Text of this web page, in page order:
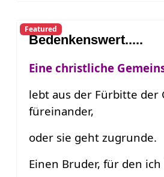
Featured
Bedenkenswert.....
Eine christliche
lebt aus der Fürbitte der
füreinander,
oder sie geht zugrunde.
Einen Bruder, für den ich